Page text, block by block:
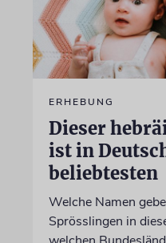
ERHEBUNG
Dieser
ist in
beliebtesten
Welche Namen
Sprösslingen in